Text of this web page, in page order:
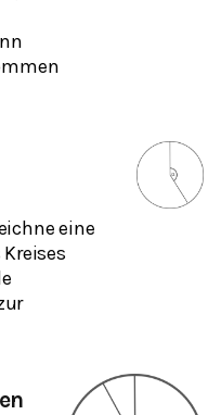
eine